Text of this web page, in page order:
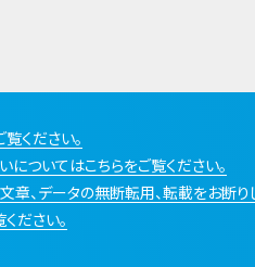
ください。
ついてはこちらをご覧ください。
、データの無断転用、転載をお断りし
ださい。